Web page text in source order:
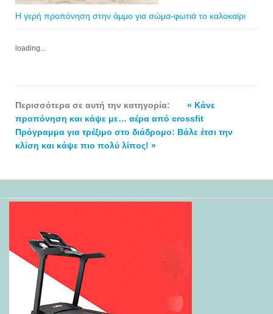
Η γερή προπόνηση στην άμμο για σώμα-φωτιά το καλοκαίρι
loading...
Περισσότερα σε αυτή την κατηγορία:
« Κάνε
προπόνηση και κάψε με… αέρα από crossfit
Πρόγραμμα για τρέξιμο στο διάδρομο: Βάλε έτσι την
κλίση και κάψε πιο πολύ λίπος! »